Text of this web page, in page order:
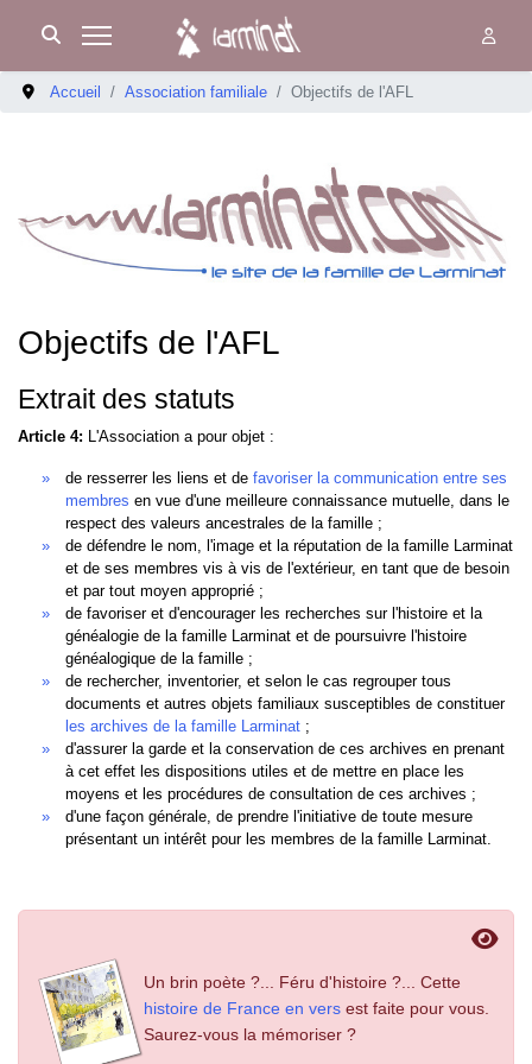
Accueil Association familiale Objectifs de l'AFL
Objectifs de l'AFL
Extrait des statuts
Article 4: L'Association a pour objet :
de resserrer les liens et de favoriser la communication entre ses
membres en vue d'une meilleure connaissance mutuelle, dans le
respect des valeurs ancestrales de la famille ;
de défendre le nom, l'image et la réputation de la famille Larminat
et de ses membres vis à vis de l'extérieur, en tant que de besoin
et par tout moyen approprié ;
de favoriser et d'encourager les recherches sur l'histoire et la
généalogie de la famille Larminat et de poursuivre l'histoire
généalogique de la famille ;
de rechercher, inventorier, et selon le cas regrouper tous
documents et autres objets familiaux susceptibles de constituer
les archives de la famille Larminat ;
d'assurer la garde et la conservation de ces archives en prenant
à cet effet les dispositions utiles et de mettre en place les
moyens et les procédures de consultation de ces archives ;
d'une façon générale, de prendre l'initiative de toute mesure
présentant un intérêt pour les membres de la famille Larminat.
Un brin poète ?... Féru d'histoire ?... Cette
histoire de France en vers est faite pour vous.
Saurez-vous la mémoriser ?